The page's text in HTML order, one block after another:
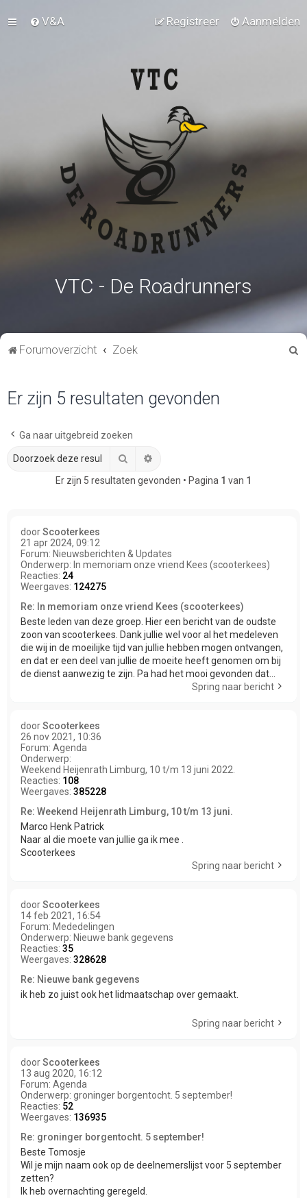
V&A Aanmelden
Registreer
VTC - De Roadrunners
Forumoverzicht Zoek
Er zijn 5 resultaten gevonden
Ga naar uitgebreid zoeken
Zoek
Er zijn 5 resultaten gevonden • Pagina 1 van 1
doorScooterkees
21 apr 2024, 09:12
Forum: Nieuwsberichten & Updates
Onderwerp: In memoriam onze vriend Kees (scooterkees)
Reacties: 24
Weergaves: 124275
Re: In memoriam onze vriend Kees (scooterkees)
Beste leden van deze groep. Hier een bericht van de oudste
zoon van scooterkees. Dank jullie wel voor al het medeleven
die wij in de moeilijke tijd van jullie hebben mogen ontvangen,
en dat er een deel van jullie de moeite heeft genomen om bij
de dienst aanwezig te zijn. Pa had het mooi gevonden dat...
Spring naar bericht
doorScooterkees
26 nov 2021, 10:36
Forum: Agenda
Onderwerp:
Weekend Heijenrath Limburg, 10 t/m 13 juni 2022.
Reacties: 108
Weergaves: 385228
Re: Weekend Heijenrath Limburg, 10 t/m 13 juni.
Marco Henk Patrick
Naar al die moete van jullie ga ik mee .
Scooterkees
Spring naar bericht
doorScooterkees
14 feb 2021, 16:54
Forum: Mededelingen
Onderwerp: Nieuwe bank gegevens
Reacties: 35
Weergaves: 328628
Re: Nieuwe bank gegevens
ik heb zo juist ook het lidmaatschap over gemaakt.
Spring naar bericht
doorScooterkees
13 aug 2020, 16:12
Forum: Agenda
Onderwerp: groninger borgentocht. 5 september!
Reacties: 52
Weergaves: 136935
Re: groninger borgentocht. 5 september!
Beste Tomosje
Wil je mijn naam ook op de deelnemerslijst voor 5 september
zetten?
Ik heb overnachting geregeld.